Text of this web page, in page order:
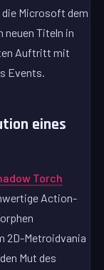
Microsoft dem
neuen Titeln in
Auftritt mit
Events.
eines
Torch
Action-
2D-Metroidvania
Mut des